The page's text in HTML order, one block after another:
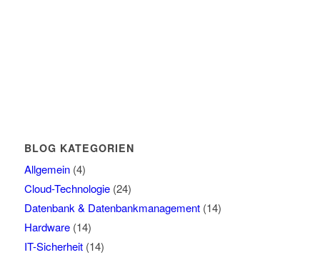
BLOG KATEGORIEN
Allgemein(4)
Cloud-Technologie(24)
Datenbank & Datenbankmanagement(14)
Hardware(14)
IT-Sicherheit(14)